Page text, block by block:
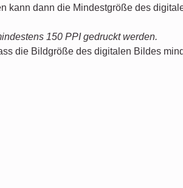
kann dann die Mindestgröße des
150 PPI gedruckt werden.
die Bildgröße des digitalen Bildes